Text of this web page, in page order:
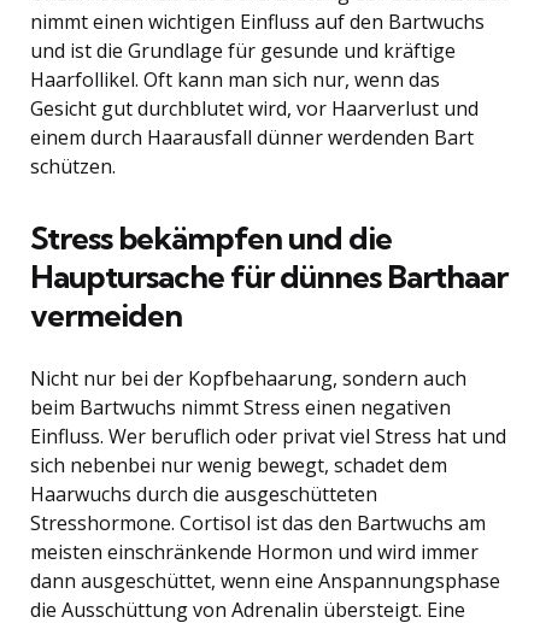
nimmt einen wichtigen Einfluss auf den Bartwuchs
und ist die Grundlage für gesunde und kräftige
Haarfollikel. Oft kann man sich nur, wenn das
Gesicht gut durchblutet wird, vor Haarverlust und
einem durch Haarausfall dünner werdenden Bart
schützen.
Stress bekämpfen und die
Hauptursache für dünnes Barthaar
vermeiden
Nicht nur bei der Kopfbehaarung, sondern auch
beim Bartwuchs nimmt Stress einen negativen
Einfluss. Wer beruflich oder privat viel Stress hat und
sich nebenbei nur wenig bewegt, schadet dem
Haarwuchs durch die ausgeschütteten
Stresshormone. Cortisol ist das den Bartwuchs am
meisten einschränkende Hormon und wird immer
dann ausgeschüttet, wenn eine Anspannungsphase
die Ausschüttung von Adrenalin übersteigt. Eine